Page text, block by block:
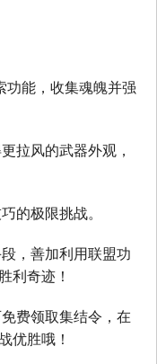
功能，收集魂魄并强
拉风的武器外观，
的极限挑战。
，善加利用联盟功
利奇迹！
费领取集结令，在
优胜哦！